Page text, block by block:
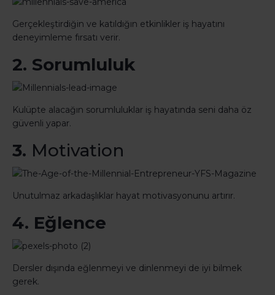
Gerçekleştirdiğin ve katıldığın etkinlikler iş hayatını
deneyimleme fırsatı verir.
2. Sorumluluk
Kulüpte alacağın sorumluluklar iş hayatında seni daha öz
güvenli yapar.
3. Motivation
Unutulmaz arkadaşlıklar hayat motivasyonunu artırır.
4. Eğlence
Dersler dışında eğlenmeyi ve dinlenmeyi de iyi bilmek
gerek.